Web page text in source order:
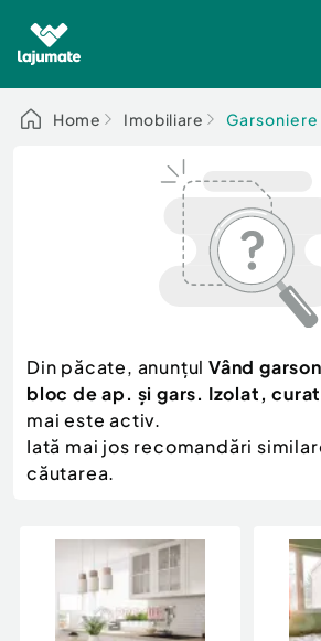
Alege categoria
Auto, moto si ambarcatiuni
Electronice si electrocasnice
Mama si copilul
Moda si frumusete
Sport, timp liber, arta
Agro si Industrie
Animale de companie
Afaceri și echipamente
Inchiriere Bunuri si Vehicule
Auto, moto si
Scutere - ATV - UTV
Autoutilitare
Ambarcatiuni
Camioane - Rulote - Remorci
Motociclete
Piese auto si accesorii
Dacia Duster
Home Imobiliare Garsoniere
Din păcate, anunțul Vând
bloc de ap. și gars. Izolat,
mai este activ.
Iată mai jos recomandări
căutarea.